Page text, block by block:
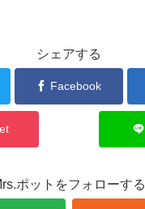
シェアする
Facebook
ポットをフォローする